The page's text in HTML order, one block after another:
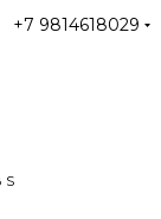
+7 9814618029
S